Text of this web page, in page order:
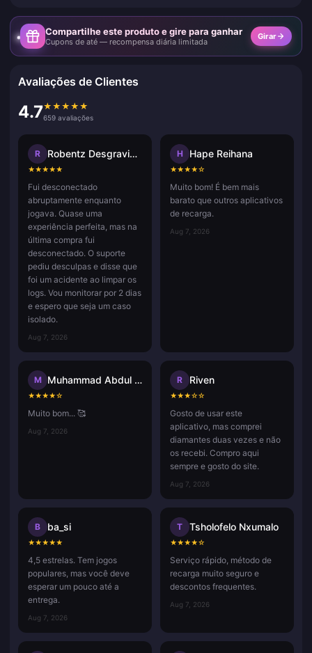
Compartilhe este produto e gire para ganhar
Cupons de até — recompensa diária limitada
Girar
Avaliações de Clientes
4.7★ ★ ★ ★ ★
659 avaliações
R Robentz Desgraviers
★★★★★
Fui desconectado
abruptamente enquanto
jogava. Quase uma
experiência perfeita, mas na
última compra fui
desconectado. O suporte
pediu desculpas e disse que
foi um acidente ao limpar os
logs. Vou monitorar por 2 dias
e espero que seja um caso
isolado.
Aug 7, 2026
H Hape Reihana
★★★★☆
Muito bom! É bem mais
barato que outros aplicativos
de recarga.
Aug 7, 2026
M Muhammad Abdul Aziz Misdan
★★★★☆
Muito bom... 🥰
Aug 7, 2026
R Riven
★★★☆☆
Gosto de usar este
aplicativo, mas comprei
diamantes duas vezes e não
os recebi. Compro aqui
sempre e gosto do site.
Aug 7, 2026
B ba_si
★★★★★
4,5 estrelas. Tem jogos
populares, mas você deve
esperar um pouco até a
entrega.
Aug 7, 2026
T Tsholofelo Nxumalo
★★★★☆
Serviço rápido, método de
recarga muito seguro e
descontos frequentes.
Aug 7, 2026